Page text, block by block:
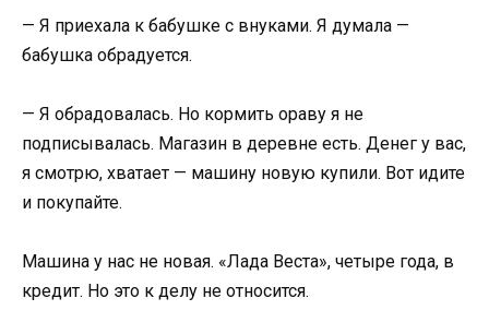
— Я приехала к бабушке с внуками. Я думала —
бабушка обрадуется.
— Я обрадовалась. Но кормить ораву я не
подписывалась. Магазин в деревне есть. Денег у вас,
я смотрю, хватает — машину новую купили. Вот идите
и покупайте.
Машина у нас не новая. «Лада Веста», четыре года, в
кредит. Но это к делу не относится.